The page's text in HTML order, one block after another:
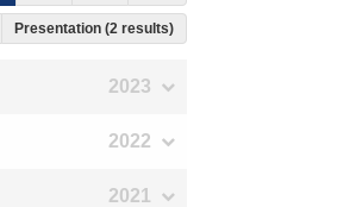
Presentation (2 results)
2023
2022
2021